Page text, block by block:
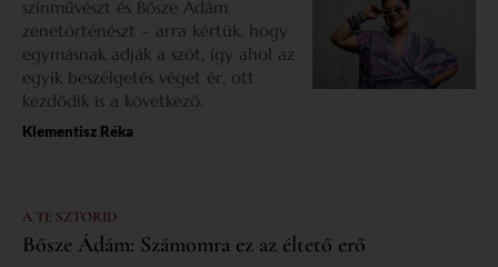
színművészt és Bősze Ádám
zenetörténészt – arra kértük, hogy
egymásnak adják a szót, így ahol az
egyik beszélgetés véget ér, ott
kezdődik is a következő.
Klementisz Réka
A TE SZTORID
Bősze Ádám: Számomra ez az éltető erő